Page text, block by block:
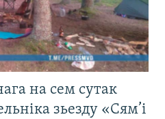
на сем сутак
зьезду «Сям’і